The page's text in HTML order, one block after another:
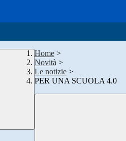
Home >
Novità >
Le notizie >
PER UNA SCUOLA 4.0